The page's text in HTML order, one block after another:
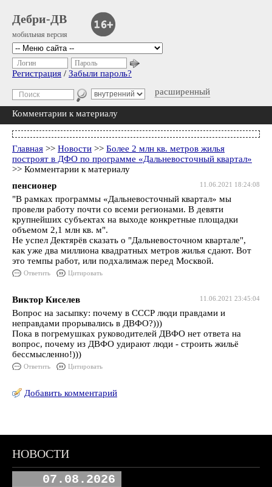
Дебри-ДВ
мобильная версия
расширенный
Логин Пароль
Регистрация / Забыли пароль?
Комментарии к материалу
Главная >> Новости >> Более 2 млн кв. метров жилья
построят в ДФО по программе «Дальневосточный квартал»
>> Комментарии к материалу
11.06.2021 18:24:08
пенсионер
"В рамках программы «Дальневосточный квартал» мы
провели работу почти со всеми регионами. В девяти
крупнейших субъектах на выходе конкретные площадки
объемом 2,1 млн кв. м".
Не успел Дектярёв сказать о "Дальневосточном квартале",
как уже два миллиона квадратных метров жилья сдают. Вот
это темпы работ, или подхалимаж перед Москвой.
Ответить Цитировать
11.06.2021 23:45:04
Виктор Киселев
Вопрос на засыпку: почему в СССР люди правдами и
неправдами прорывались в ДВФО?)))
Пока в погремушках руководителей ДВФО нет ответа на
вопрос, почему из ДВФО удирают люди - строить жильё
бессмысленно!)))
Ответить Цитировать
Добавить комментарий
НОВОСТИ
07.08.2026